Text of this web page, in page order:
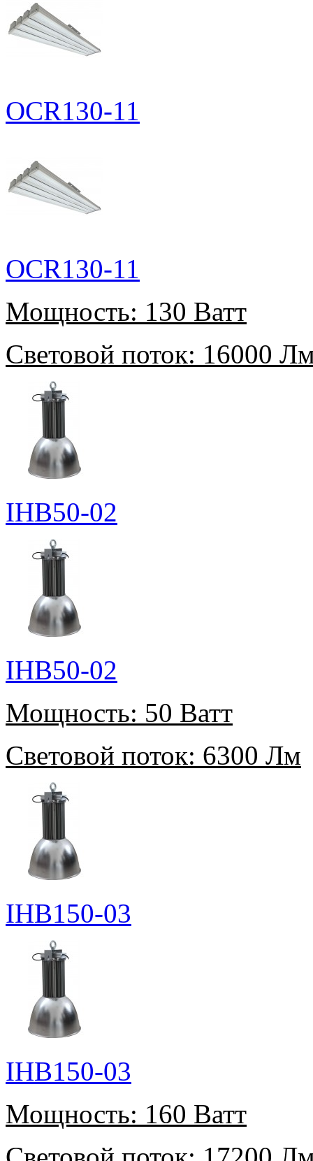
OCR130-11
OCR130-11
Мощность: 130 Ватт
Световой поток: 16000
IHB50-02
IHB50-02
Мощность: 50 Ватт
Световой поток: 6300 Лм
IHB150-03
IHB150-03
Мощность: 160 Ватт